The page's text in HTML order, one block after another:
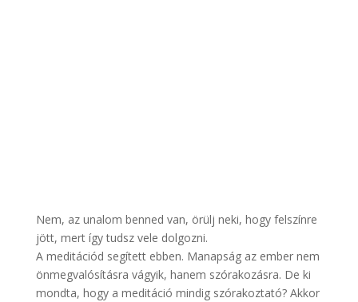
Nem, az unalom benned van, örülj neki, hogy felszínre
jött, mert így tudsz vele dolgozni.
A meditációd segített ebben. Manapság az ember nem
önmegvalósításra vágyik, hanem szórakozásra. De ki
mondta, hogy a meditáció mindig szórakoztató? Akkor